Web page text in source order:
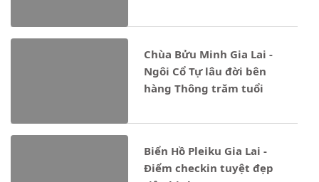
Chùa Bửu Minh Gia Lai -
Ngôi Cổ Tự lâu đời bên
hàng Thông trăm tuổi
Biển Hồ Pleiku Gia Lai -
Điểm checkin tuyệt đẹp